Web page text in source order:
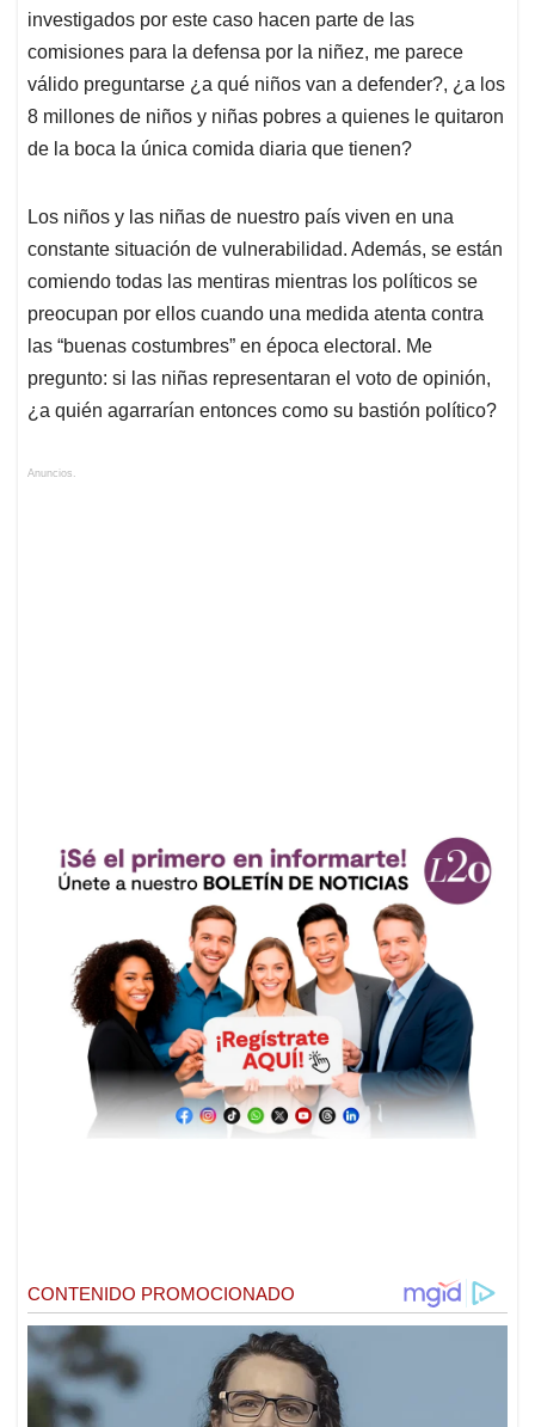
investigados por este caso hacen parte de las
comisiones para la defensa por la niñez, me parece
válido preguntarse ¿a qué niños van a defender?, ¿a los
8 millones de niños y niñas pobres a quienes le quitaron
de la boca la única comida diaria que tienen?
Los niños y las niñas de nuestro país viven en una
constante situación de vulnerabilidad. Además, se están
comiendo todas las mentiras mientras los políticos se
preocupan por ellos cuando una medida atenta contra
las “buenas costumbres” en época electoral. Me
pregunto: si las niñas representaran el voto de opinión,
¿a quién agarrarían entonces como su bastión político?
Anuncios.